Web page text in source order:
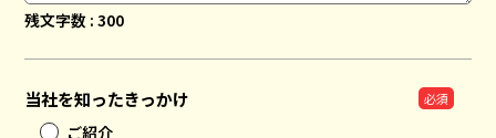
残文字数 :300
当社を知ったきっかけ
ご紹介